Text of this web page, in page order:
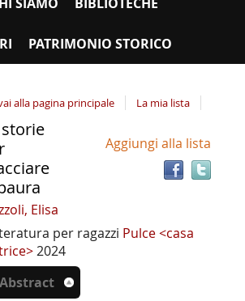
PATRIMONIO STORICO
alla pagina principale La mia lista
Aggiungi alla lista
Elisa
per ragazzi Pulce <casa
2024
Abstract